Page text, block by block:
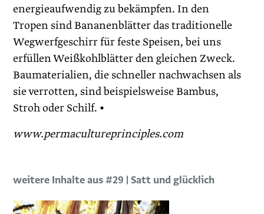
energieaufwendig zu bekämpfen. In den
Tropen sind Bananenblätter das traditionelle
Wegwerfgeschirr für feste Speisen, bei uns
erfüllen Weißkohlblätter den gleichen Zweck.
Baumaterialien, die schneller nachwachsen als
sie verrotten, sind beispielsweise Bambus,
Stroh oder Schilf. •
www.permacultureprinciples.com
weitere Inhalte aus #29 | Satt und glücklich